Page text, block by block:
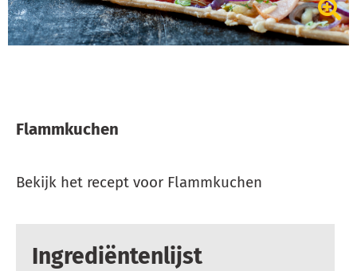
Flammkuchen
Bekijk het recept voor Flammkuchen
Ingrediëntenlijst